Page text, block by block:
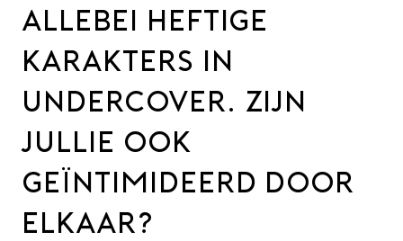
ALLEBEI HEFTIGE
KARAKTERS IN
UNDERCOVER. ZIJN
JULLIE OOK
GEÏNTIMIDEERD DOOR
ELKAAR?